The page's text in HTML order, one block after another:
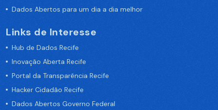
Dados Abertos para um dia a dia melhor
Links de Interesse
Hub de Dados Recife
Inovação Aberta Recife
Portal da Transparência Recife
Hacker Cidadão Recife
Dados Abertos Governo Federal